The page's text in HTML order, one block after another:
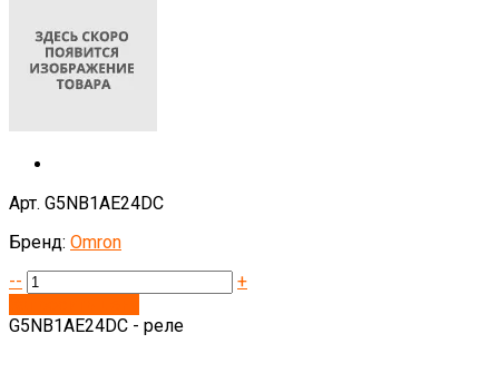
Арт. G5NB1AE24DC
Бренд: Omron
--
+
G5NB1AE24DC - реле